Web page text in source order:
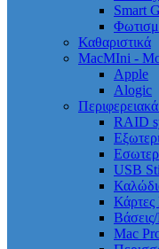
Smart
Καθαριστικά
MacMIni -
Apple
Alogic
RAID
USB
Mac